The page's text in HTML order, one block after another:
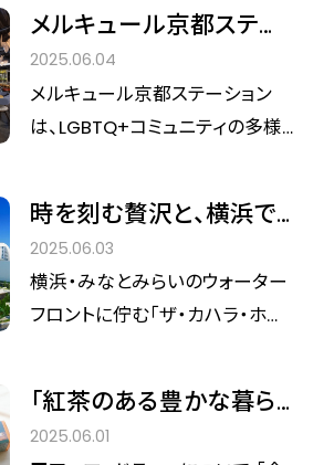
たりです。 シンデレラフィット編集
部が緑川孝一氏に、宝石ピクル
スの開発秘話をお聞きしました！
ルのマーケティングマネージャ
ー、成瀬様にお話を伺い、その魅
力を深掘りしてきました。
メルキュール京都ステー
ション：プライド月間を祝
う「カッサータ アルコバレ
ーノ風」に込められた多
2025.06.04
メルキュール京都ステーション
は、LGBTQ+コミュニティの多様
チェ「カッサータ アルコバレーノ
風」を期間限定で提供していま
す。この取り組みには、ホテルが
目指す「違いを認め合える社会」
す。今回はメルキュール京都ステ
ーション、 マーケティングスーパ
ーバイザー伊藤光里様にお聞き
時を刻む贅沢と、横浜で
出逢うハワイの香り：「ザ・
カハラ・ホテル＆リゾート
横浜」が贈る夏季限定チ
レポート。
2025.06.03
横浜・みなとみらいのウォーター
フロントに佇む「ザ・カハラ・ホテ
ュアリーホテルから、この夏、特別
な手土産が登場しました。ハワイ
「紅茶のある豊かな暮ら
し」アーマッドティーのご
2025.06.01